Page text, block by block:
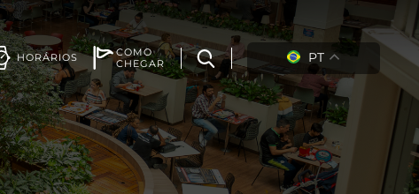
HORÁRIOS
COMO
CHEGAR
PT